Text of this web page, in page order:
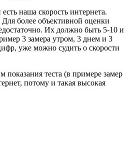
наша скорость интернета.
более объективной оценки
Их должно быть 5-10 и
3 замера утром, 3 днем и 3
уже можно судить о скорости
показания теста (в примере замер
потому и такая высокая